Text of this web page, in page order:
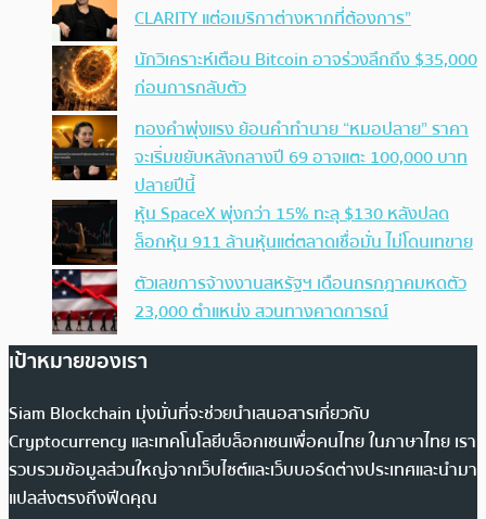
CLARITY แต่อเมริกาต่างหากที่ต้องการ”
นักวิเคราะห์เตือน Bitcoin อาจร่วงลึกถึง $35,000
ก่อนการกลับตัว
ทองคำพุ่งแรง ย้อนคำทำนาย “หมอปลาย” ราคา
จะเริ่มขยับหลังกลางปี 69 อาจแตะ 100,000 บาท
ปลายปีนี้
หุ้น SpaceX พุ่งกว่า 15% ทะลุ $130 หลังปลด
ล็อกหุ้น 911 ล้านหุ้นแต่ตลาดเชื่อมั่น ไม่โดนเทขาย
ตัวเลขการจ้างงานสหรัฐฯ เดือนกรกฎาคมหดตัว
23,000 ตำแหน่ง สวนทางคาดการณ์
เป้าหมายของเรา
Siam Blockchain มุ่งมั่นที่จะช่วยนำเสนอสารเกี่ยวกับ
Cryptocurrency และเทคโนโลยีบล็อกเชนเพื่อคนไทย ในภาษาไทย เรา
รวบรวมข้อมูลส่วนใหญ่จากเว็บไซต์และเว็บบอร์ดต่างประเทศและนำมา
แปลส่งตรงถึงฟีดคุณ